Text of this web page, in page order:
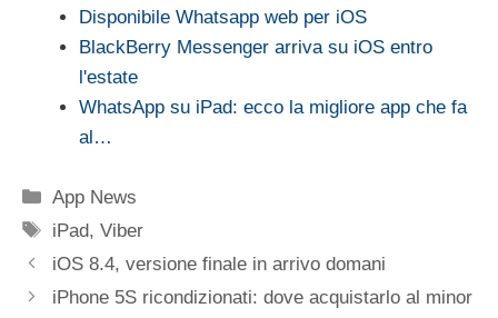
Disponibile Whatsapp web per iOS
BlackBerry Messenger arriva su iOS entro
l'estate
WhatsApp su iPad: ecco la migliore app che fa
al…
Categorie
App News
Tag
iPad,Viber
iOS 8.4, versione finale in arrivo domani
iPhone 5S ricondizionati: dove acquistarlo al minor